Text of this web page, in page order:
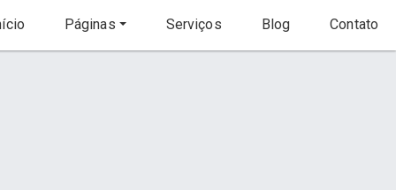
Páginas Serviços Blog Contato